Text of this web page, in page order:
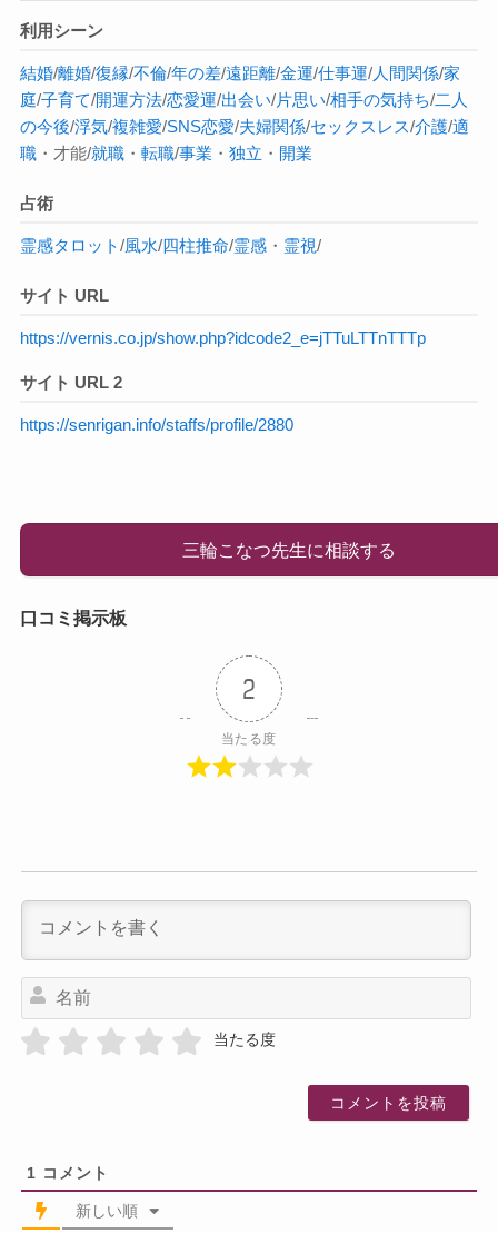
利用シーン
結婚/離婚/復縁/不倫/年の差/遠距離/金運/仕事運/人間関係/家
庭/子育て/開運方法/恋愛運/出会い/片思い/相手の気持ち/二人
の今後/浮気/複雑愛/SNS恋愛/夫婦関係/セックスレス/介護/適
職・才能/就職・ 転職/事業 ・ 独立 ・ 開業
占術
霊感タロット/風水/四柱推命/霊感・ 霊視/
サイト URL
https://vernis.co.jp/show.php?idcode2_e=jTTuLTTnTTTp
サイト URL 2
https://senrigan.info/staffs/profile/2880
三輪こなつ先生に相談する
口コミ掲示板
2
当たる度
当たる度
1 コメント
新しい順